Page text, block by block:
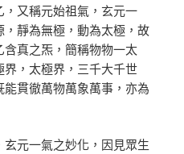
又稱元始祖氣，玄元一
靜為無極，動為太極，故
真之炁，簡稱物物一太
，太極界，三千大千世
貫徹萬物萬象萬事，亦為
元一氣之妙化，因見眾生